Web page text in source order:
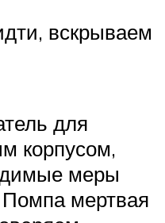
вскрываем
для
корпусом,
меры
Помпа мертвая